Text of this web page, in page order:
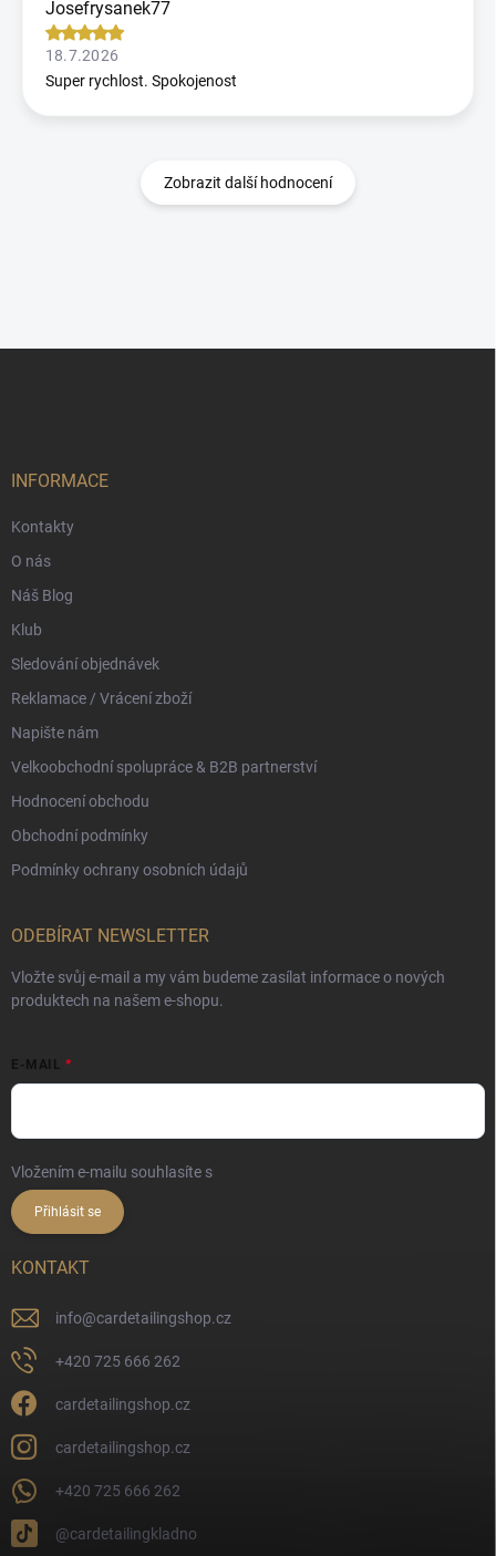
Josefrysanek77
18.7.2026
Super rychlost. Spokojenost
Zobrazit další hodnocení
INFORMACE
Kontakty
O nás
Náš Blog
Klub
Sledování objednávek
Reklamace / Vrácení zboží
Napište nám
Velkoobchodní spolupráce & B2B partnerství
Hodnocení obchodu
Obchodní podmínky
Podmínky ochrany osobních údajů
ODEBÍRAT NEWSLETTER
Vložte svůj e-mail a my vám budeme zasílat informace o nových
produktech na našem e-shopu.
E-MAIL
Vložením e-mailu souhlasíte s
Přihlásit se
KONTAKT
info@cardetailingshop.cz
+420 725 666 262
cardetailingshop.cz
cardetailingshop.cz
+420 725 666 262
@cardetailingkladno